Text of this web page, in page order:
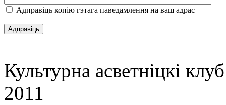
Адправіць копію гэтага паведамлення на ваш адрас
Адправіць
Культурна асветнiцкi
2011